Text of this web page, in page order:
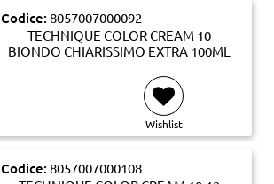
Codice: 8057007000092
TECHNIQUE COLOR CREAM 10
BIONDO CHIARISSIMO EXTRA 100ML
Wishlist
Codice: 8057007000108